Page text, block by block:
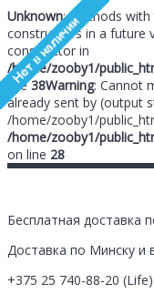
Unknown: Methods with
constructors in a future
constructor in
/home/zooby1/
line38Warning: Cannot
already sent by (output
/home/zooby1/
/home/zooby1/
on line 28
Бесплатная доставка
Доставка по Минску и
+375 25 740-88-20 (Life)